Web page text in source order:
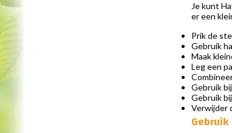
Je kunt
er een
Prik de
Gebruik
Maak
Leg een
Gebruik
Gebruik
Verwijder